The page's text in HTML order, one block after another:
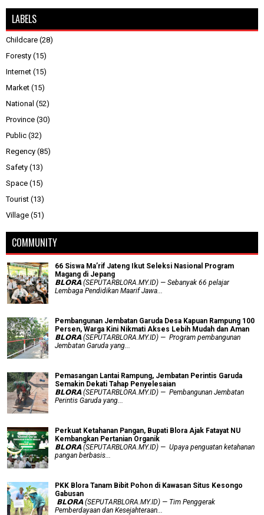
LABELS
Childcare (28)
Foresty (15)
Internet (15)
Market (15)
National (52)
Province (30)
Public (32)
Regency (85)
Safety (13)
Space (15)
Tourist (13)
Village (51)
COMMUNITY
66 Siswa Ma’rif Jateng Ikut Seleksi Nasional Program
Magang di Jepang
𝗕𝗟𝗢𝗥𝗔 (SEPUTARBLORA.MY.ID) — Sebanyak 66 pelajar
Lembaga Pendidikan Maarif Jawa...
Pembangunan Jembatan Garuda Desa Kapuan Rampung 100
Persen, Warga Kini Nikmati Akses Lebih Mudah dan Aman
𝗕𝗟𝗢𝗥𝗔 (SEPUTARBLORA.MY.ID) — Program pembangunan
Jembatan Garuda yang...
Pemasangan Lantai Rampung, Jembatan Perintis Garuda
Semakin Dekati Tahap Penyelesaian
𝗕𝗟𝗢𝗥𝗔 (SEPUTARBLORA.MY.ID) — Pembangunan Jembatan
Perintis Garuda yang...
​Perkuat Ketahanan Pangan, Bupati Blora Ajak Fatayat NU
Kembangkan Pertanian Organik
𝗕𝗟𝗢𝗥𝗔 (SEPUTARBLORA.MY.ID) — Upaya penguatan ketahanan
pangan berbasis...
PKK Blora Tanam Bibit Pohon di Kawasan Situs Kesongo
Gabusan
‎ 𝗕𝗟𝗢𝗥𝗔 (SEPUTARBLORA.MY.ID) — Tim Penggerak
Pemberdayaan dan Kesejahteraan...